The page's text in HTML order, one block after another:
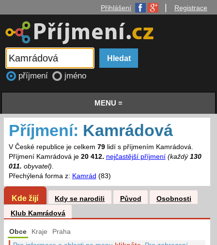
Přihlášení Registrace
příjmení jméno
MENU ≡
Příjmení: Kamrádová
V České republice je celkem 79lidí s příjmením Kamrádová.
Příjmení Kamrádová je 20 412. nejčastější příjmení (každý 130
011. obyvatel).
Přechýlená forma z: Kamrád (83)
Kde žijí Kdy se narodili Původ
Osobnosti
Klub Kamrádová
Obce Kraje Praha